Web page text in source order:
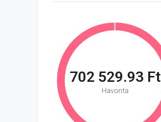
702 529.93 Ft
Havonta